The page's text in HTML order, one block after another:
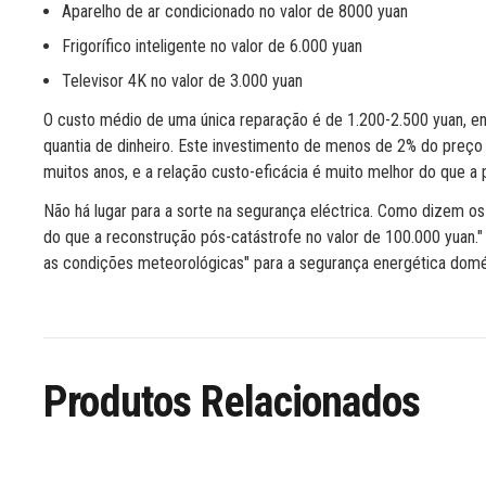
Aparelho de ar condicionado no valor de 8000 yuan
Frigorífico inteligente no valor de 6.000 yuan
Televisor 4K no valor de 3.000 yuan
O custo médio de uma única reparação é de 1.200-2.500 yuan,
quantia de dinheiro. Este investimento de menos de 2% do
muitos anos, e a relação custo-eficácia é muito melhor do que a
Não há lugar para a sorte na segurança eléctrica. Como dizem
do que a reconstrução pós-catástrofe no valor de 100.000
as condições meteorológicas" para a segurança energética
Produtos Relacionados